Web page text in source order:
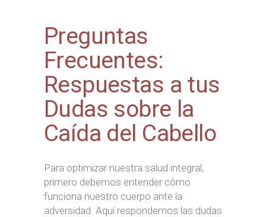
Preguntas
Frecuentes:
Respuestas a tus
Dudas sobre la
Caída del Cabello
Para optimizar nuestra salud integral,
primero debemos entender cómo
funciona nuestro cuerpo ante la
adversidad. Aquí respondemos las dudas